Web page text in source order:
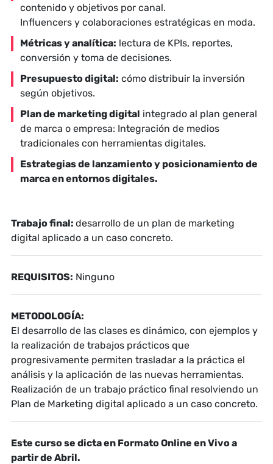
contenido y objetivos por canal.
Influencers y colaboraciones estratégicas en moda.
Métricas y analítica: lectura de KPIs, reportes,
conversión y toma de decisiones.
Presupuesto digital: cómo distribuir la inversión
según objetivos.
Plan de marketing digital integrado al plan general
de marca o empresa: Integración de medios
tradicionales con herramientas digitales.
Estrategias de lanzamiento y posicionamiento de
marca en entornos digitales.
Trabajo final: desarrollo de un plan de marketing
digital aplicado a un caso concreto.
REQUISITOS: Ninguno
METODOLOGÍA:
El desarrollo de las clases es dinámico, con ejemplos y
la realización de trabajos prácticos que
progresivamente permiten trasladar a la práctica el
análisis y la aplicación de las nuevas herramientas.
Realización de un trabajo práctico final resolviendo un
Plan de Marketing digital aplicado a un caso concreto.
Este curso se dicta en Formato Online en Vivo a
partir de Abril.